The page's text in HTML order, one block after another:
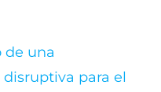
de una
para el